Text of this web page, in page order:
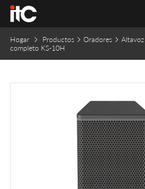
Hogar Productos Oradores
completo KS-10H